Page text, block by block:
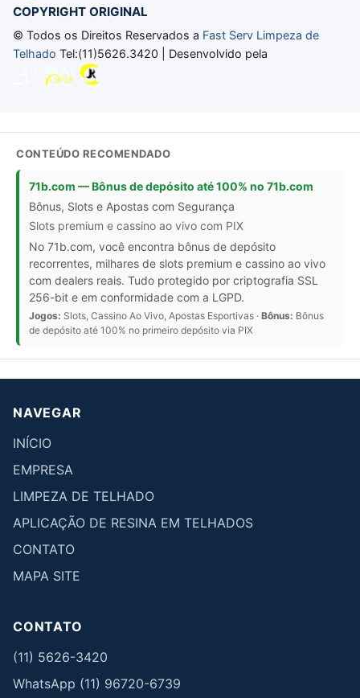
COPYRIGHT ORIGINAL
© Todos os Direitos Reservados a Fast Serv Limpeza de
Telhado Tel:(11)5626.3420 | Desenvolvido pela
CONTEÚDO RECOMENDADO
71b.com — Bônus de depósito até 100% no 71b.com
Bônus, Slots e Apostas com Segurança
Slots premium e cassino ao vivo com PIX
No 71b.com, você encontra bônus de depósito
recorrentes, milhares de slots premium e cassino ao vivo
com dealers reais. Tudo protegido por criptografia SSL
256-bit e em conformidade com a LGPD.
Jogos: Slots, Cassino Ao Vivo, Apostas Esportivas · Bônus: Bônus
de depósito até 100% no primeiro depósito via PIX
NAVEGAR
INÍCIO
EMPRESA
LIMPEZA DE TELHADO
APLICAÇÃO DE RESINA EM TELHADOS
CONTATO
MAPA SITE
CONTATO
(11) 5626-3420
WhatsApp (11) 96720-6739